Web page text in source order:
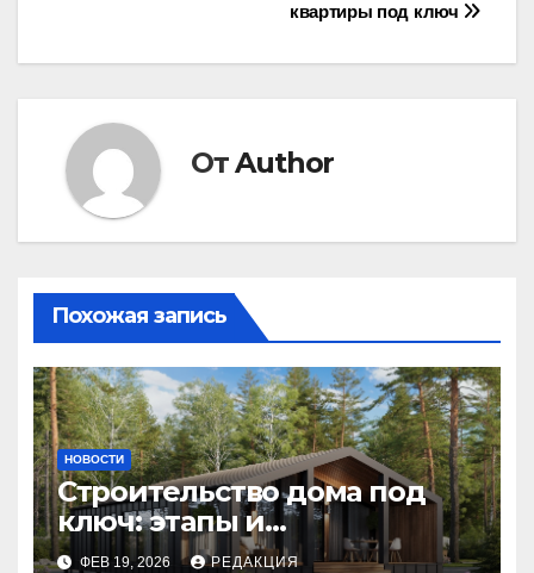
квартиры под ключ
ОтAuthor
Похожая запись
НОВОСТИ
Строительство дома под
ключ: этапы и
планирование бюджета
ФЕВ 19, 2026 РЕДАКЦИЯ